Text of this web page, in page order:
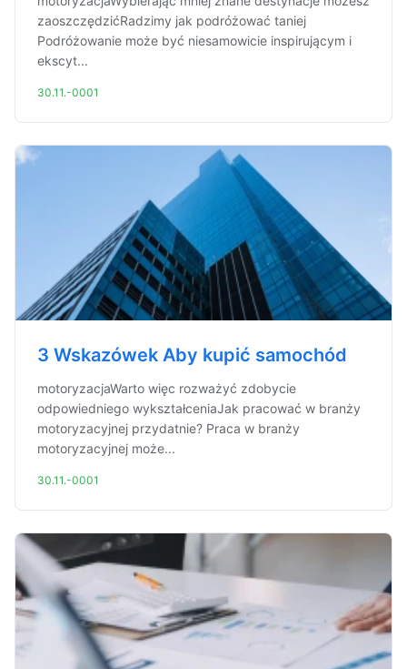
zaoszczędzićRadzimy jak podróżować taniej
Podróżowanie może być niesamowicie inspirującym i
ekscyt...
30.11.-0001
3 Wskazówek Aby kupić samochód
motoryzacjaWarto więc rozważyć zdobycie
odpowiedniego wykształceniaJak pracować w branży
motoryzacyjnej przydatnie? Praca w branży
motoryzacyjnej może...
30.11.-0001